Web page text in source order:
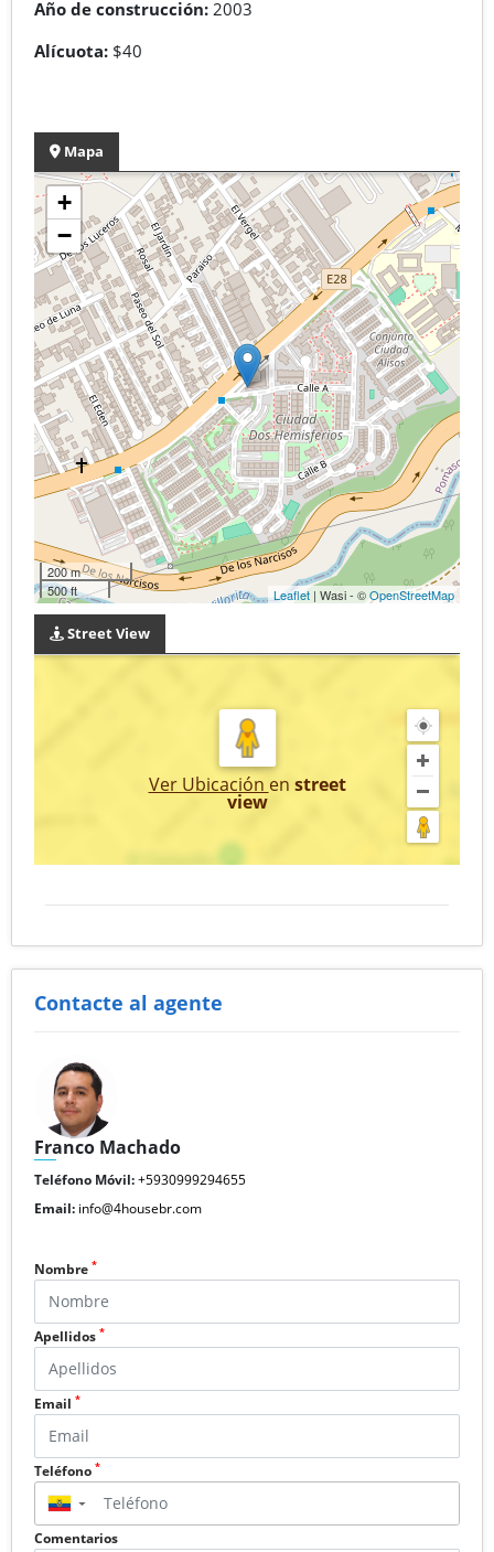
Año de construcción: 2003
Alícuota: $40
Mapa
+
−
200 m
500 ft
Leaflet | Wasi - ©OpenStreetMap
Street View
Ver Ubicación en street
view
Contacte al agente
Franco Machado
Teléfono Móvil:+5930999294655
Email: info@4housebr.com
Nombre *
Apellidos *
Email *
Teléfono *
▼
Comentarios